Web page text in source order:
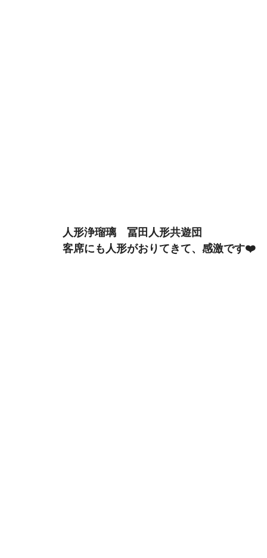
人形浄瑠璃　冨田人形共遊団
客席にも人形がおりてきて、感激です❤️